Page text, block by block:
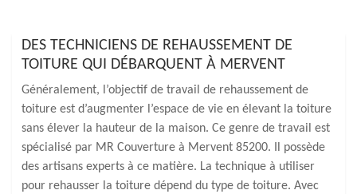
DES TECHNICIENS DE REHAUSSEMENT DE
TOITURE QUI DÉBARQUENT À MERVENT
Généralement, l’objectif de travail de rehaussement de
toiture est d’augmenter l’espace de vie en élevant la toiture
sans élever la hauteur de la maison. Ce genre de travail est
spécialisé par MR Couverture à Mervent 85200. Il possède
des artisans experts à ce matière. La technique à utiliser
pour rehausser la toiture dépend du type de toiture. Avec